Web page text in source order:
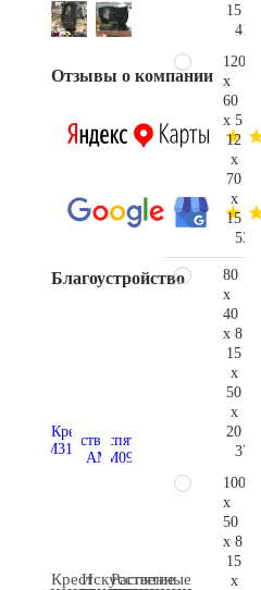
Отзывы о компании
Благоустройство
КрестИскусственные
Распятие
15
120
x
60
x 5
12
x
70
x
15
80
x
40
x 8
15
x
50
x
20
100
x
50
x 8
15
x